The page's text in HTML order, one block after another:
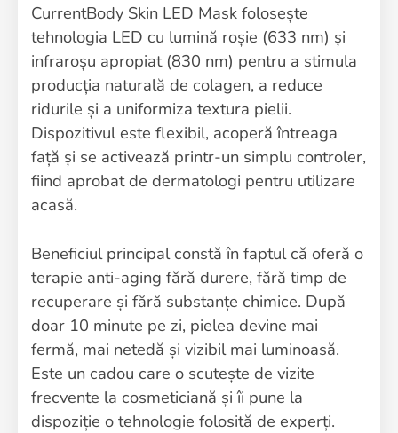
CurrentBody Skin LED Mask folosește
tehnologia LED cu lumină roșie (633 nm) și
infraroșu apropiat (830 nm) pentru a stimula
producția naturală de colagen, a reduce
ridurile și a uniformiza textura pielii.
Dispozitivul este flexibil, acoperă întreaga
față și se activează printr-un simplu controler,
fiind aprobat de dermatologi pentru utilizare
acasă.
Beneficiul principal constă în faptul că oferă o
terapie anti-aging fără durere, fără timp de
recuperare și fără substanțe chimice. După
doar 10 minute pe zi, pielea devine mai
fermă, mai netedă și vizibil mai luminoasă.
Este un cadou care o scutește de vizite
frecvente la cosmeticiană și îi pune la
dispoziție o tehnologie folosită de experți.